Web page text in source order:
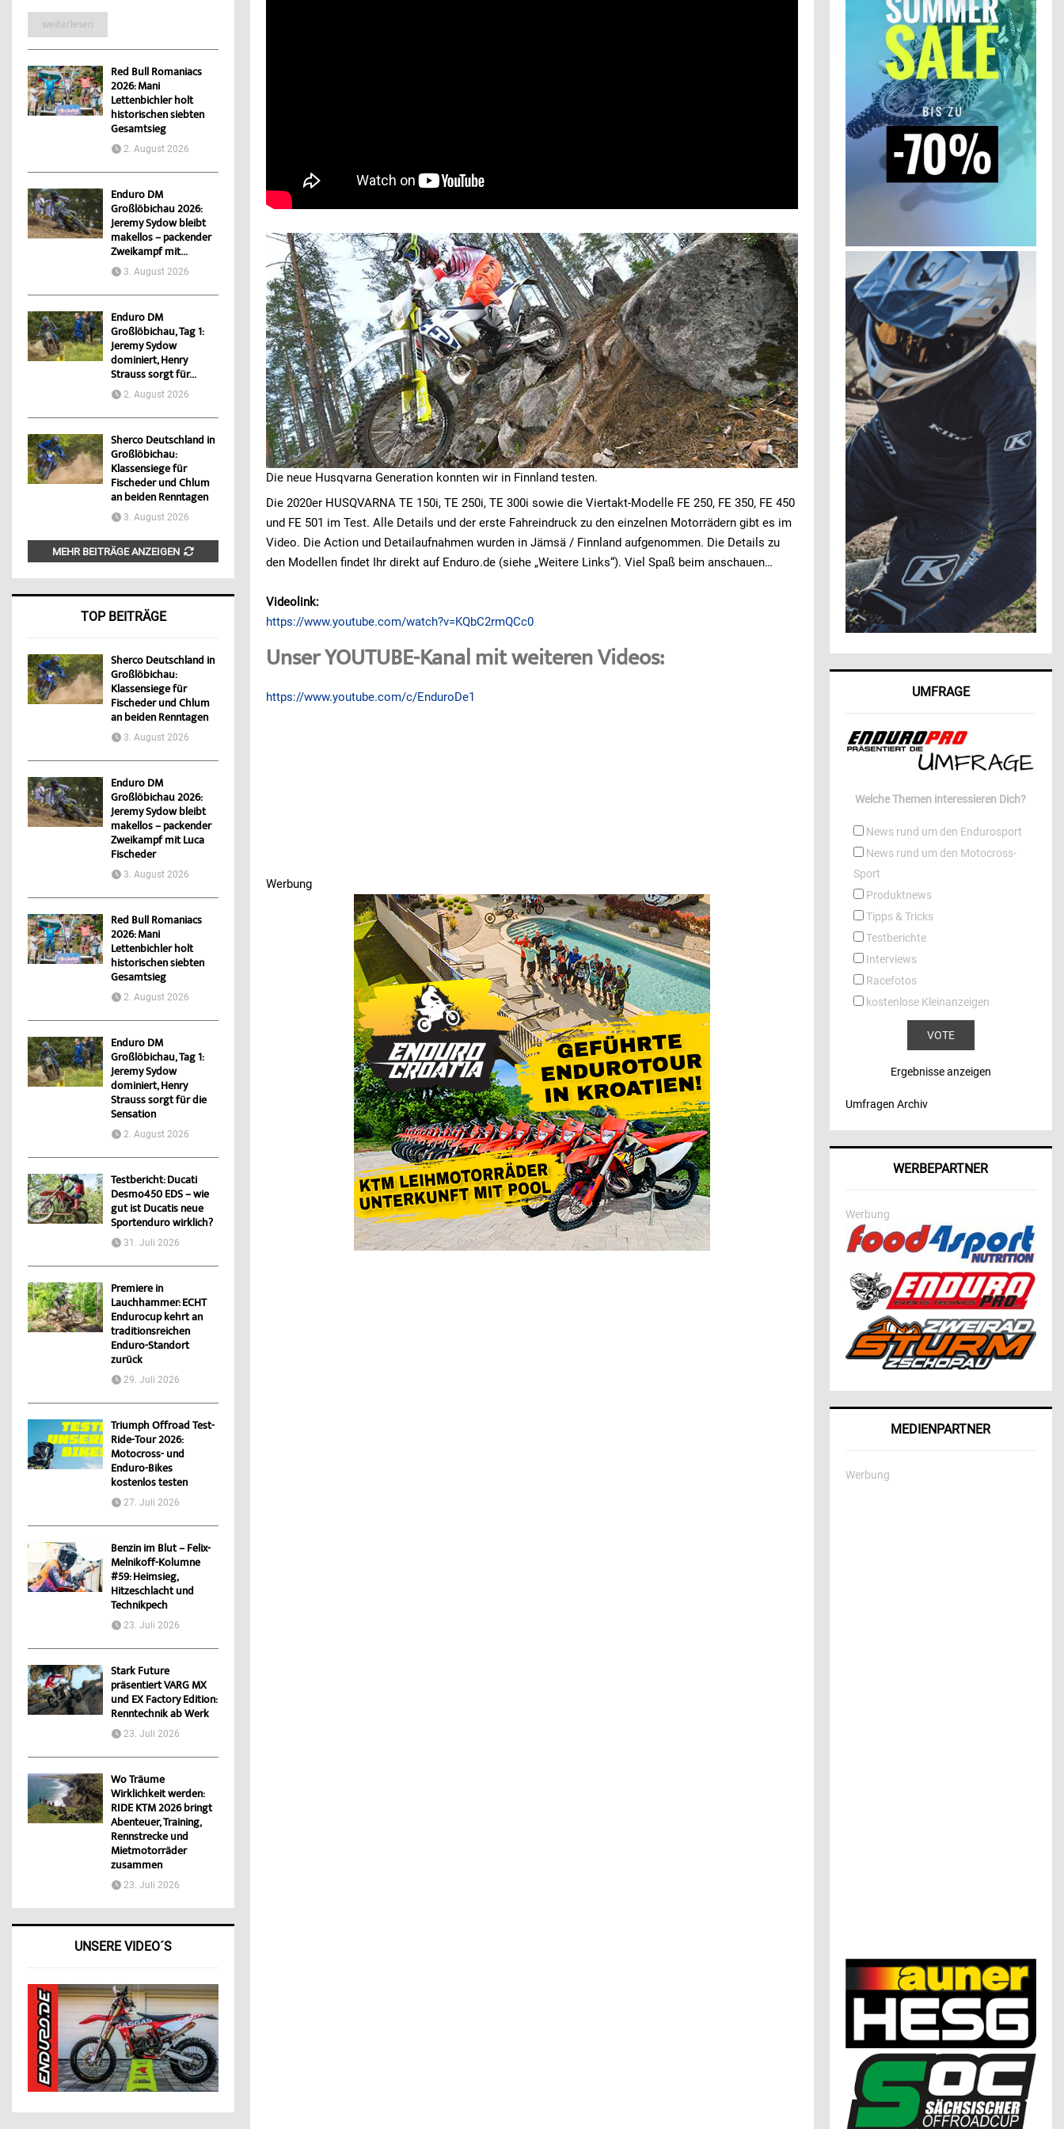
Die neue Husqvarna Generation konnten wir in Finnland testen.
Die 2020er HUSQVARNA TE 150i, TE 250i, TE 300i sowie die Viertakt-Modelle FE 250, FE 350, FE 450
und FE 501 im Test. Alle Details und der erste Fahreindruck zu den einzelnen Motorrädern gibt es im
Video. Die Action und Detailaufnahmen wurden in Jämsä / Finnland aufgenommen. Die Details zu
den Modellen findet Ihr direkt auf Enduro.de (siehe „Weitere Links“). Viel Spaß beim anschauen…
Videolink:
https://www.youtube.com/watch?v=KQbC2rmQCc0
Unser YOUTUBE-Kanal mit weiteren Videos:
https://www.youtube.com/c/EnduroDe1
Werbung
weiterlesen
Red Bull Romaniacs
2026: Mani
Lettenbichler holt
historischen siebten
Gesamtsieg
2. August 2026
Enduro DM
Großlöbichau 2026:
Jeremy Sydow bleibt
makellos – packender
Zweikampf mit...
3. August 2026
Enduro DM
Großlöbichau, Tag 1:
Jeremy Sydow
dominiert, Henry
Strauss sorgt für...
2. August 2026
Sherco Deutschland in
Großlöbichau:
Klassensiege für
Fischeder und Chlum
an beiden Renntagen
3. August 2026
MEHR BEITRÄGE ANZEIGEN
TOP BEITRÄGE
Sherco Deutschland in
Großlöbichau:
Klassensiege für
Fischeder und Chlum
an beiden Renntagen
3. August 2026
Enduro DM
Großlöbichau 2026:
Jeremy Sydow bleibt
makellos – packender
Zweikampf mit Luca
Fischeder
3. August 2026
Red Bull Romaniacs
2026: Mani
Lettenbichler holt
historischen siebten
Gesamtsieg
2. August 2026
Enduro DM
Großlöbichau, Tag 1:
Jeremy Sydow
dominiert, Henry
Strauss sorgt für die
Sensation
2. August 2026
Testbericht: Ducati
Desmo450 EDS – wie
gut ist Ducatis neue
Sportenduro wirklich?
31. Juli 2026
Premiere in
Lauchhammer: ECHT
Endurocup kehrt an
traditionsreichen
Enduro-Standort
zurück
29. Juli 2026
Triumph Offroad Test-
Ride-Tour 2026:
Motocross- und
Enduro-Bikes
kostenlos testen
27. Juli 2026
Benzin im Blut – Felix-
Melnikoff-Kolumne
#59: Heimsieg,
Hitzeschlacht und
Technikpech
23. Juli 2026
Stark Future
präsentiert VARG MX
und EX Factory Edition:
Renntechnik ab Werk
23. Juli 2026
Wo Träume
Wirklichkeit werden:
RIDE KTM 2026 bringt
Abenteuer, Training,
Rennstrecke und
Mietmotorräder
zusammen
23. Juli 2026
UNSERE VIDEO´S
UMFRAGE
Welche Themen interessieren Dich?
News rund um den Endurosport
News rund um den Motocross-
Sport
Produktnews
Tipps & Tricks
Testberichte
Interviews
Racefotos
kostenlose Kleinanzeigen
Ergebnisse anzeigen
Umfragen Archiv
WERBEPARTNER
Werbung
MEDIENPARTNER
Werbung